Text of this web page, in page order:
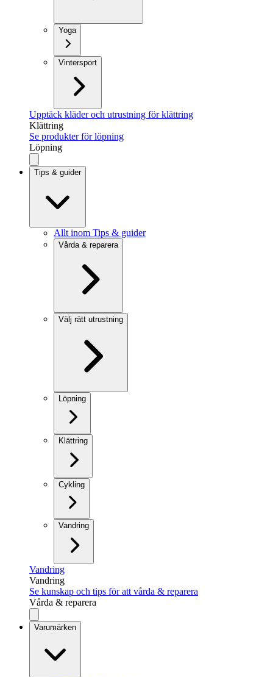
Yoga
Vintersport
Upptäck kläder och utrustning för klättring
Klättring
Se produkter för löpning
Löpning
Tips & guider
Allt inom Tips & guider
Vårda & reparera
Välj rätt utrustning
Löpning
Klättring
Cykling
Vandring
Vandring
Vandring
Se kunskap och tips för att vårda & reparera
Vårda & reparera
Varumärken